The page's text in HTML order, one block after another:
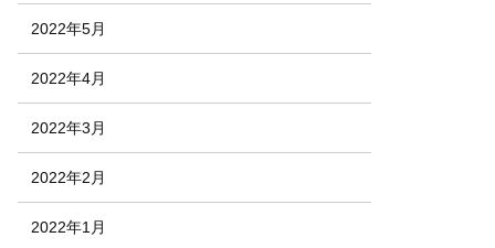
2022年5月
2022年4月
2022年3月
2022年2月
2022年1月